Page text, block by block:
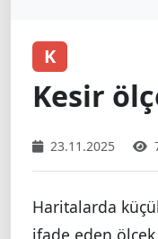
K
Kesir
23.11.2025
Haritalarda